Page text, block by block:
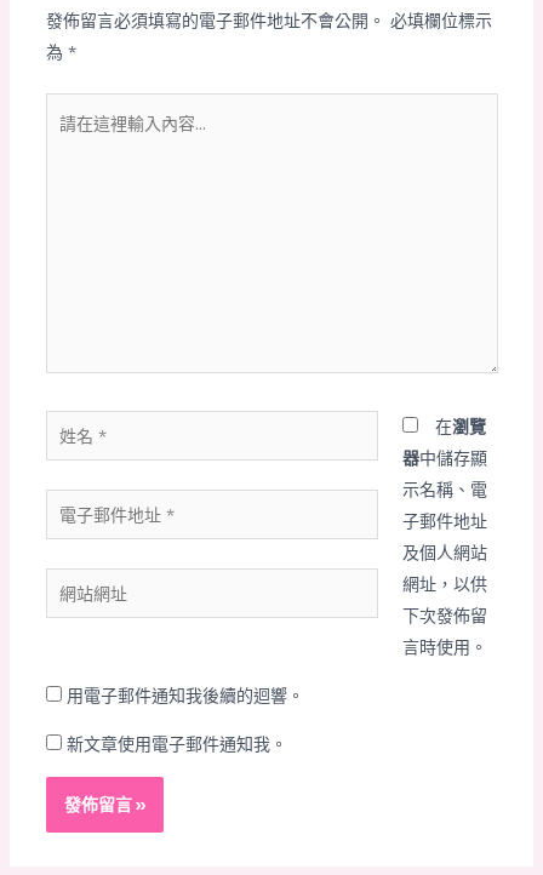
發佈留言必須填寫的電子郵件地址不會公開。 必填欄位標示
為 *
在
名
*
電
子
郵
件
*
站
在瀏覽
器中儲存顯
示名稱、電
子郵件地址
及個人網站
網址，以供
下次發佈留
言時使用。
用電子郵件通知我後續的迴響。
新文章使用電子郵件通知我。